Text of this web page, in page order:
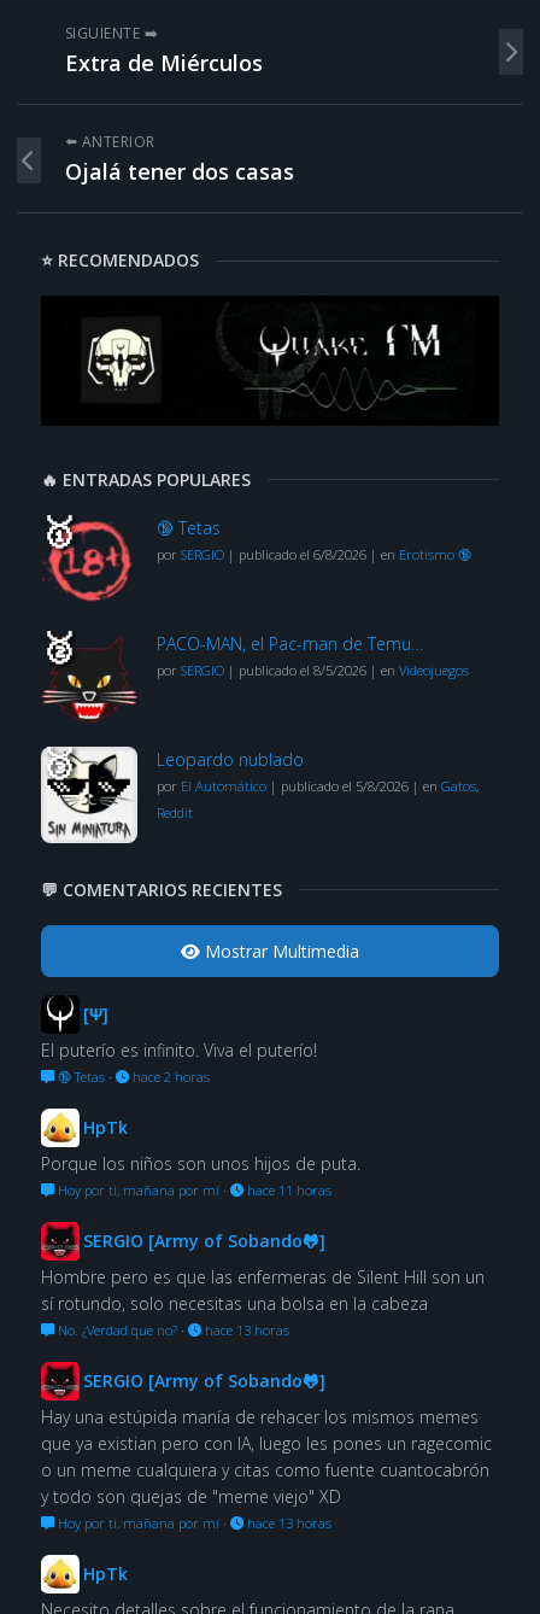
SIGUIENTE ➡️
Extra de Miérculos
⬅️ ANTERIOR
Ojalá tener dos casas
⭐ RECOMENDADOS
🔥 ENTRADAS POPULARES
🔞 Tetas
por SERGIO| publicado el 6/8/2026| en Erotismo 🔞
PACO-MAN, el Pac-man de Temu…
por SERGIO| publicado el 8/5/2026| en Videojuegos
Leopardo nublado
por El Automático| publicado el 5/8/2026| en Gatos,
Reddit
💬 COMENTARIOS RECIENTES
Mostrar Multimedia
[Ψ]
El puterío es infinito. Viva el puterío!
🔞 Tetas· hace 2 horas
HpTk
Porque los niños son unos hijos de puta.
Hoy por ti, mañana por mí· hace 11 horas
SERGIO [Army of Sobando🐸]
Hombre pero es que las enfermeras de Silent Hill son un
sí rotundo, solo necesitas una bolsa en la cabeza
No. ¿Verdad que no?· hace 13 horas
SERGIO [Army of Sobando🐸]
Hay una estúpida manía de rehacer los mismos memes
que ya existian pero con IA, luego les pones un ragecomic
o un meme cualquiera y citas como fuente cuantocabrón
y todo son quejas de "meme viejo" XD
Hoy por ti, mañana por mí· hace 13 horas
HpTk
Necesito detalles sobre el funcionamiento de la rana.